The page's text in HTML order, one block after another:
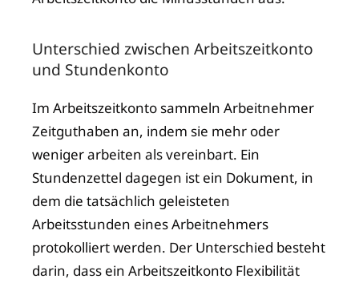
Unterschied zwischen Arbeitszeitkonto
und Stundenkonto
Im Arbeitszeitkonto sammeln Arbeitnehmer
Zeitguthaben an, indem sie mehr oder
weniger arbeiten als vereinbart. Ein
Stundenzettel dagegen ist ein Dokument, in
dem die tatsächlich geleisteten
Arbeitsstunden eines Arbeitnehmers
protokolliert werden. Der Unterschied besteht
darin, dass ein Arbeitszeitkonto Flexibilität